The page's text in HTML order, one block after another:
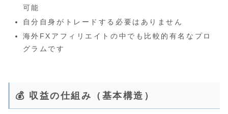
可能
自分自身がトレードする必要はありません
海外FXアフィリエイトの中でも比較的有名なプロ
グラムです
💰 収益の仕組み（基本構造）